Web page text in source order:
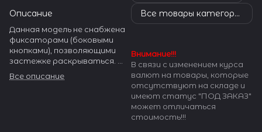
Описание
Данная модель не снабжена
фиксаторами (боковыми
кнопками), позволяющими
застежке раскрываться.
необходимо потянуть с
Все описание
Все товары категории
Внимание!!!
В связи с изменением курса
валют на товары, которые
отсутствуют на складе и
имеют статус "ПОД ЗАКАЗ"
может отличаться
стоимость!!!